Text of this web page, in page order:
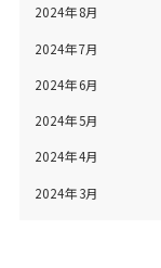
2024年8月
2024年7月
2024年6月
2024年5月
2024年4月
2024年3月